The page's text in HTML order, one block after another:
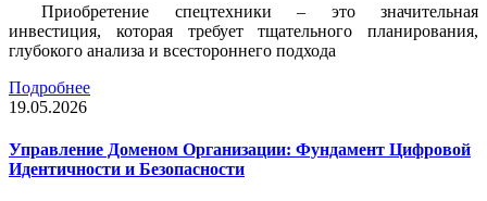
Приобретение спецтехники – это значительная
инвестиция, которая требует тщательного планирования,
глубокого анализа и всестороннего подхода
Подробнее
19.05.2026
Управление Доменом Организации: Фундамент Цифровой
Идентичности и Безопасности